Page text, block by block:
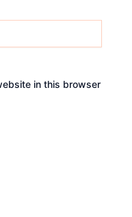
in this browser